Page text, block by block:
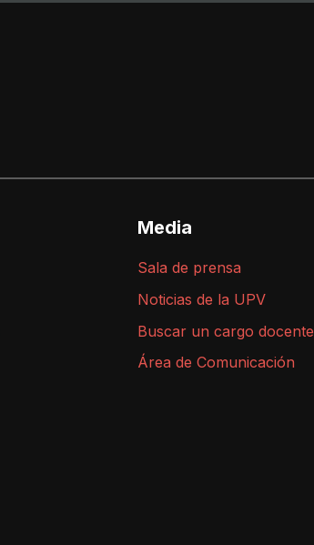
Media
Sala de prensa
Noticias de la UPV
Buscar un cargo docente
Área de Comunicación